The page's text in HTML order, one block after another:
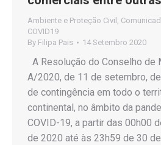
Ambiente e Proteção Civil
COVID19
By Filipa Pais 14 Setembro 2020
A Resolução do Conselho de
A/2020, de 11 de setembro,
de contingência em todo o
continental, no âmbito da
COVID-19, a partir das 00h00
de 2020 até às 23h59 de 30